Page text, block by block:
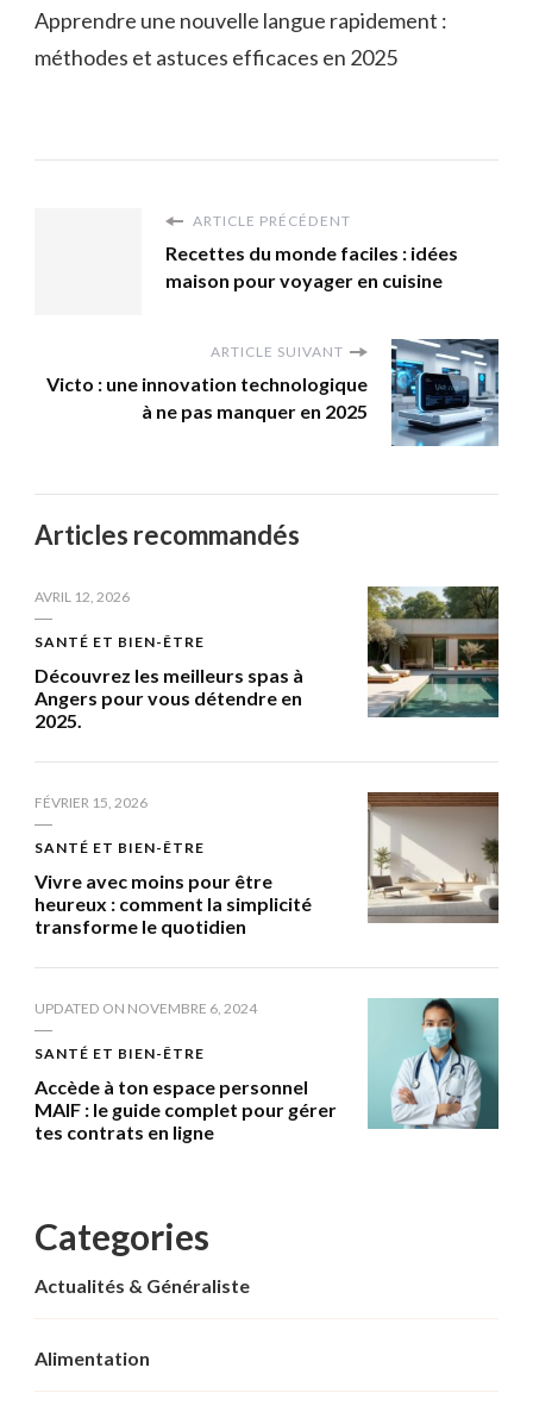
Apprendre une nouvelle langue rapidement :
méthodes et astuces efficaces en 2025
ARTICLE PRÉCÉDENT
Recettes du monde faciles : idées
maison pour voyager en cuisine
ARTICLE SUIVANT
Victo : une innovation technologique
à ne pas manquer en 2025
Articles recommandés
AVRIL 12, 2026
SANTÉ ET BIEN-ÊTRE
Découvrez les meilleurs spas à
Angers pour vous détendre en
2025.
FÉVRIER 15, 2026
SANTÉ ET BIEN-ÊTRE
Vivre avec moins pour être
heureux : comment la simplicité
transforme le quotidien
UPDATED ON NOVEMBRE 6, 2024
SANTÉ ET BIEN-ÊTRE
Accède à ton espace personnel
MAIF : le guide complet pour gérer
tes contrats en ligne
Categories
Actualités & Généraliste
Alimentation